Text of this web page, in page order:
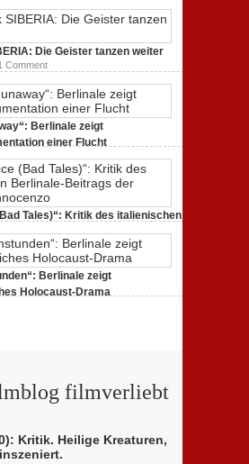
Jahrhundertwerks
Comments
Die Geister tanzen weiter
Comment
Berlinale zeigt
einer Flucht
Tales)“: Kritik des italienischen
der Brüder D’Innocenzo
2 Comments
Berlinale zeigt
Holocaust-Drama
filmverliebt
Kritik. Heilige Kreaturen,